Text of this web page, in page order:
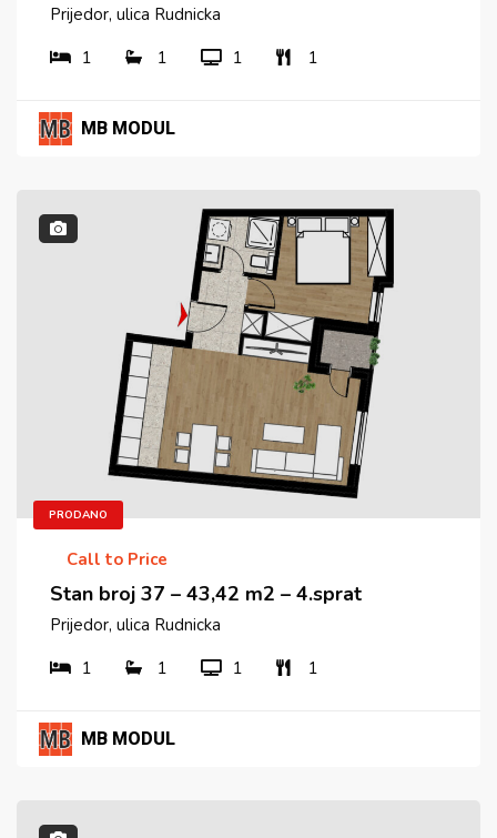
Prijedor, ulica Rudnicka
1
1 1 1
MB MODUL
PRODANO
Call to Price
Stan broj 37 – 43,42 m2 – 4.sprat
Prijedor, ulica Rudnicka
1
1 1 1
MB MODUL